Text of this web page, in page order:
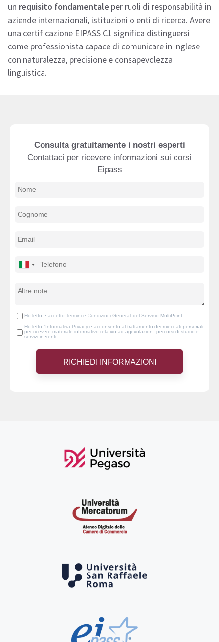
un requisito fondamentale per ruoli di responsabilità in
aziende internazionali, istituzioni o enti di ricerca. Avere
una certificazione EIPASS C1 significa distinguersi
come professionista capace di comunicare in inglese
con naturalezza, precisione e consapevolezza
linguistica.
Consulta gratuitamente i nostri esperti
Contattaci per ricevere informazioni sui corsi
Eipass
Ho letto e accetto Termini e Condizioni Generali del Servizio MultiPoint
Ho letto l'Informativa Privacy e acconsento al trattamento dei miei dati personali
per ricevere materiale informativo relativo ad agevolazioni, percorsi di studio e
servizi inerenti